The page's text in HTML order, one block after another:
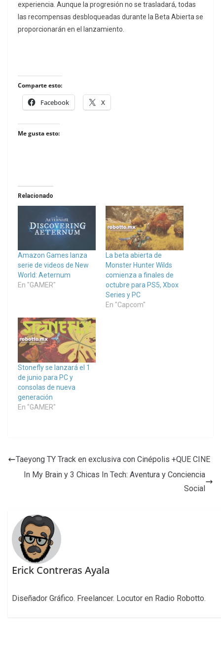
experiencia. Aunque la progresión no se trasladará, todas
las recompensas desbloqueadas durante la Beta Abierta se
proporcionarán en el lanzamiento.
Comparte esto:
Facebook X
Me gusta esto:
Relacionado
Amazon Games lanza
serie de videos de New
World: Aeternum
En "GAMER"
La beta abierta de
Monster Hunter Wilds
comienza a finales de
octubre para PS5, Xbox
Series y PC
En "Capcom"
Stonefly se lanzará el 1
de junio para PC y
consolas de nueva
generación
En "GAMER"
Taeyong TY Track en exclusiva con Cinépolis +QUE CINE
In My Brain y 3 Chicas In Tech: Aventura y Conciencia
Social
Erick Contreras Ayala
Diseñador Gráfico. Freelancer. Locutor en Radio Robotto.